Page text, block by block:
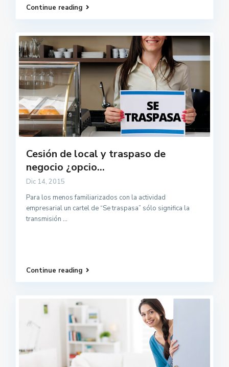
Continue reading
Cesión de local y traspaso de
negocio ¿opcio...
Dic 14, 2015
Para los menos familiarizados con la actividad
empresarial un cartel de “Se traspasa” sólo significa la
transmisión...
Continue reading